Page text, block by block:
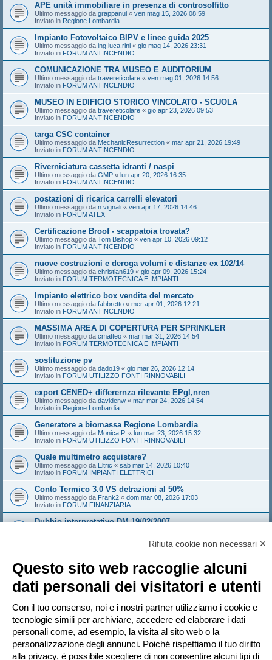
APE unità immobiliare in presenza di controsoffitto
Ultimo messaggio da grappanui « ven mag 15, 2026 08:59
Inviato in Regione Lombardia
Impianto Fotovoltaico BIPV e linee guida 2025
Ultimo messaggio da ing.luca.rini « gio mag 14, 2026 23:31
Inviato in FORUM ANTINCENDIO
COMUNICAZIONE TRA MUSEO E AUDITORIUM
Ultimo messaggio da travereticolare « ven mag 01, 2026 14:56
Inviato in FORUM ANTINCENDIO
MUSEO IN EDIFICIO STORICO VINCOLATO - SCUOLA
Ultimo messaggio da travereticolare « gio apr 23, 2026 09:53
Inviato in FORUM ANTINCENDIO
targa CSC container
Ultimo messaggio da MechanicResurrection « mar apr 21, 2026 19:49
Inviato in FORUM ANTINCENDIO
Riverniciatura cassetta idranti / naspi
Ultimo messaggio da GMP « lun apr 20, 2026 16:35
Inviato in FORUM ANTINCENDIO
postazioni di ricarica carrelli elevatori
Ultimo messaggio da n.vignali « ven apr 17, 2026 14:46
Inviato in FORUM ATEX
Certificazione Broof - scappatoia trovata?
Ultimo messaggio da Tom Bishop « ven apr 10, 2026 09:12
Inviato in FORUM ANTINCENDIO
nuove costruzioni e deroga volumi e distanze ex 102/14
Ultimo messaggio da christian619 « gio apr 09, 2026 15:24
Inviato in FORUM TERMOTECNICA E IMPIANTI
Impianto elettrico box vendita del mercato
Ultimo messaggio da fabbretto « mer apr 01, 2026 12:21
Inviato in FORUM ANTINCENDIO
MASSIMA AREA DI COPERTURA PER SPRINKLER
Ultimo messaggio da cmatteo « mar mar 31, 2026 14:54
Inviato in FORUM TERMOTECNICA E IMPIANTI
sostituzione pv
Ultimo messaggio da dado19 « gio mar 26, 2026 12:14
Inviato in FORUM UTILIZZO FONTI RINNOVABILI
export CENED+ differernza rilevante EPgl,nren
Ultimo messaggio da davidenw « mar mar 24, 2026 14:54
Inviato in Regione Lombardia
Generatore a biomassa Regione Lombardia
Ultimo messaggio da Monica P. « lun mar 23, 2026 15:32
Inviato in FORUM UTILIZZO FONTI RINNOVABILI
Quale multimetro acquistare?
Ultimo messaggio da Eltric « sab mar 14, 2026 10:40
Inviato in FORUM IMPIANTI ELETTRICI
Conto Termico 3.0 VS detrazioni al 50%
Ultimo messaggio da Frank2 « dom mar 08, 2026 17:03
Inviato in FORUM FINANZIARIA
Dubbio interpretativo DM 19/02/2007
Ultimo messaggio da Sandeman
gio feb 26, 2026 14:21
Inviato inFORUM ANTINCENDIO
Sistema Valtherm mineral wood - solo i solai e i muri che
compartimentano
Ultimo messaggio da Andrew1970 «mar feb 24, 2026 16:35
Inviato inFORUM ANTINCENDIO
La ricerca ha trovato più di 1000 risultati Pagina1di20
1 2 3 4 5 … 20
Rifiuta cookie non necessari ✕
Questo sito web raccoglie alcuni
dati personali dei visitatori e utenti
Con il tuo consenso, noi e i nostri partner utilizziamo i cookie e
tecnologie simili per archiviare, accedere ed elaborare i dati
personali come, ad esempio, la visita al sito web o la
personalizzazione degli annunci. Poiché rispettiamo il tuo diritto
alla privacy, è possibile scegliere di non consentire alcuni tipi di